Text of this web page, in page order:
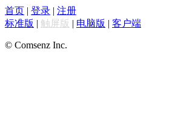
首页 | 登录 | 注册
标准版 | 触屏版 | 电脑版 | 客户端
© Comsenz Inc.